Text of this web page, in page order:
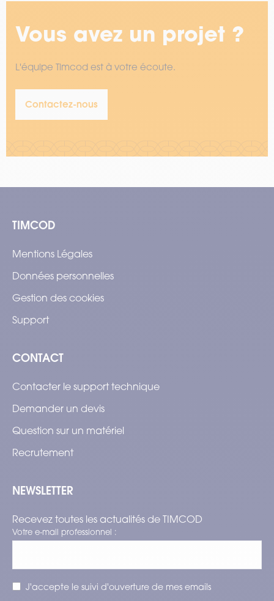
Vous avez un projet ?
L'équipe Timcod est à votre écoute.
Contactez-nous
TIMCOD
Mentions Légales
Données personnelles
Gestion des cookies
Support
CONTACT
Contacter le support technique
Demander un devis
Question sur un matériel
Recrutement
NEWSLETTER
Recevez toutes les actualités de TIMCOD
Votre e-mail professionnel :
J'accepte le suivi d'ouverture de mes emails